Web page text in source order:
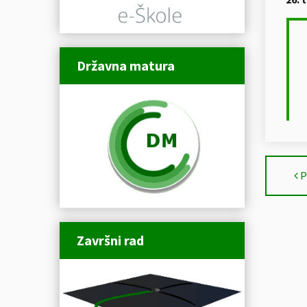
Državna matura
Završni rad